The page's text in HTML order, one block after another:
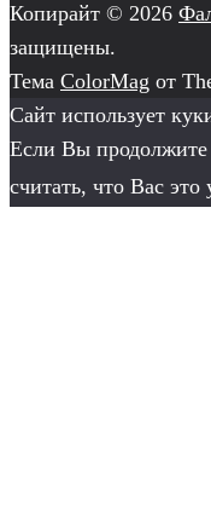
Копирайт © 2026
защищены.
Тема ColorMag от
Сайт использует
Если Вы продолжите
считать, что Вас это